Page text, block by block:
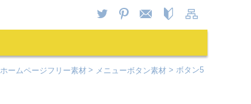
ホームページフリー素材 メニューボタン素材 ボタン5